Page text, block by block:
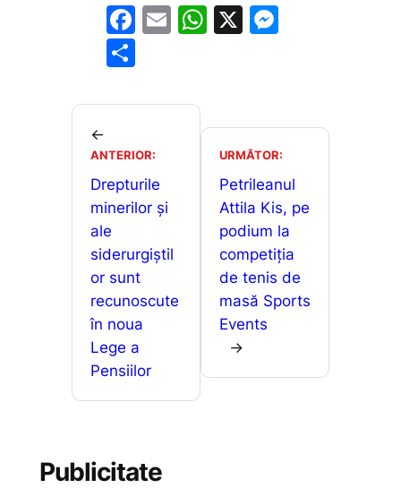
F
e
o
o
k
E
l
W
A
p
p
X
e
n
g
er
ta
a
z
ă
←
ANTERIOR:
Drepturile
minerilor și
ale
siderurgiștil
or sunt
recunoscute
în noua
Lege a
Pensiilor
URMĂTOR:
Petrileanul
Attila Kis, pe
podium la
competiția
de tenis de
masă Sports
Events
→
Publicitate